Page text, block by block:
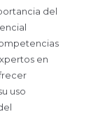
del
en
uso